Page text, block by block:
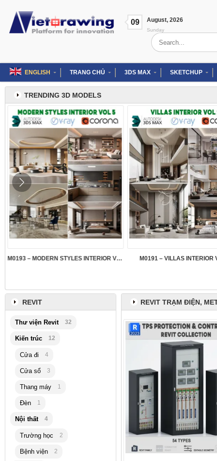
content
09 August, 2026
Sunday
Search
for:
ENGLISH TRANG CHỦ 3DS MAX SKETCHUP
TRENDING 3D MODELS
M0193 – MODERN STYLES INTERIOR VOL.5 M0191 – VILLAS INTERIOR
REVIT TRẠM ĐIỆN,
REVIT
Thư viện Revit 32
Kiến trúc 12
Cửa đi 4
Cửa sổ 3
Thang máy 1
Đèn 1
Nội thất 4
Trường học 2
Bệnh viện 2